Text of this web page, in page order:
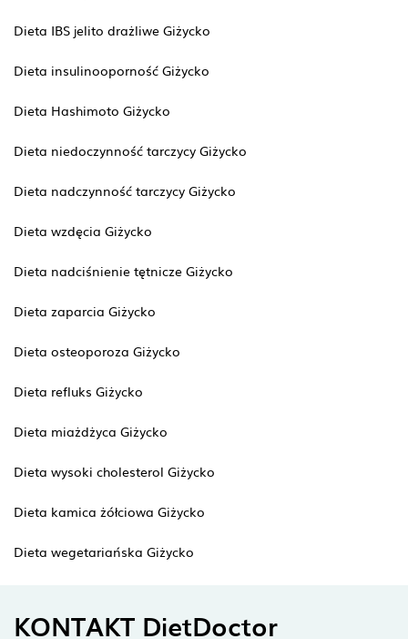
Dieta IBS jelito drażliwe Giżycko
Dieta insulinooporność Giżycko
Dieta Hashimoto Giżycko
Dieta niedoczynność tarczycy Giżycko
Dieta nadczynność tarczycy Giżycko
Dieta wzdęcia Giżycko
Dieta nadciśnienie tętnicze Giżycko
Dieta zaparcia Giżycko
Dieta osteoporoza Giżycko
Dieta refluks Giżycko
Dieta miażdżyca Giżycko
Dieta wysoki cholesterol Giżycko
Dieta kamica żółciowa Giżycko
Dieta wegetariańska Giżycko
KONTAKT DietDoctor